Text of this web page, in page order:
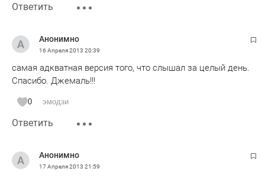
Ответить
Анонимно
16 Апреля 2013 20:39
самая адкватная версия того, что слышал за целый день.
Спасибо. Джемаль!!!
0 эмодзи
Ответить
Анонимно
17 Апреля 2013 21:59